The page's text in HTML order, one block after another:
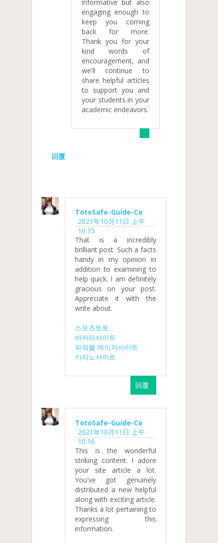
informative but also
engaging enough to
keep you coming
back for more.
Thank you for your
kind words of
encouragement, and
we'll continue to
share helpful articles
to support you and
your students in your
academic endeavors.
回覆
TotoSafe-Guide-Co
2021年10月11日 上午
10:15
That is a incredibly
brilliant post. Such a facts
handy in my opinion in
addition to examining to
help quick. I am definitely
gracious on your post.
Appreciate it with the
write about.
스포츠토토
바카라사이트
파워볼 메이저사이트
카지노사이트
回覆
TotoSafe-Guide-Co
2021年10月11日 上午
10:16
This is the wonderful
striking content. I adore
your site article a lot.
You've got genuinely
distributed a new helpful
along with exciting article.
Thanks a lot pertaining to
expressing this
information.